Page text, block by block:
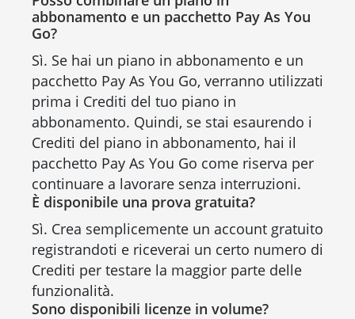
abbonamento e un pacchetto Pay As You
Go?
Sì. Se hai un piano in abbonamento e un
pacchetto Pay As You Go, verranno utilizzati
prima i Crediti del tuo piano in
abbonamento. Quindi, se stai esaurendo i
Crediti del piano in abbonamento, hai il
pacchetto Pay As You Go come riserva per
continuare a lavorare senza interruzioni.
È disponibile una prova gratuita?
Sì. Crea semplicemente un account gratuito
registrandoti e riceverai un certo numero di
Crediti per testare la maggior parte delle
funzionalità.
Sono disponibili licenze in volume?